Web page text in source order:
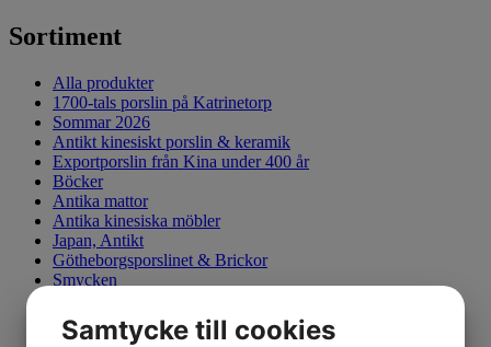
Sortiment
Alla produkter
1700-tals porslin på Katrinetorp
Sommar 2026
Antikt kinesiskt porslin & keramik
Exportporslin från Kina under 400 år
Böcker
Antika mattor
Antika kinesiska möbler
Japan, Antikt
Götheborgsporslinet & Brickor
Smycken
Sålda föremål
Samtycke till cookies